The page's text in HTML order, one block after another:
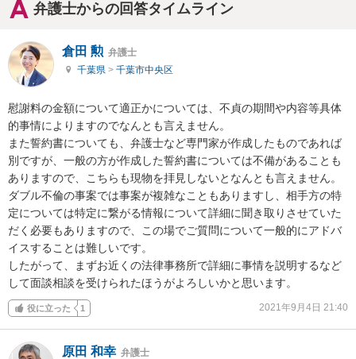
弁護士からの回答タイムライン
倉田 勲 弁護士
千葉県 > 千葉市中央区
慰謝料の金額について適正かについては、不貞の期間や内容等具体
的事情によりますのでなんとも言えません。
また誓約書についても、弁護士など専門家が作成したものであれば
別ですが、一般の方が作成した誓約書については不備があることも
ありますので、こちらも現物を拝見しないとなんとも言えません。
ダブル不倫の事案では事案が複雑なこともありますし、相手方の特
定については特定に繋がる情報について詳細に聞き取りさせていた
だく必要もありますので、この場でご質問について一般的にアドバ
イスすることは難しいです。
したがって、まずお近くの法律事務所で詳細に事情を説明するなど
して面談相談を受けられたほうがよろしいかと思います。
役に立った 1 2021年9月4日 21:40
原田 和幸 弁護士